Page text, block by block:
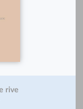
rive